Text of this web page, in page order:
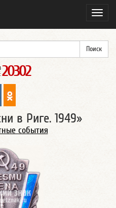
: 20302
в Риге. 1949»
события